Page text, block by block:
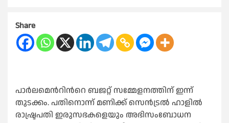
Share
പാര്‍ലമെന്‍റിന്‍റെ ബജറ്റ് സമ്മേളനത്തിന് ഇന്ന്
തുടക്കം. പതിനൊന്ന് മണിക്ക് സെന്‍ട്രല്‍ ഹാളില്‍
രാഷ്ട്രപതി ഇരുസഭകളെയും അഭിസംബോധന